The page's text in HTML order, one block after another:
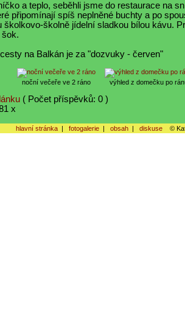
a teplo, seběhli jsme do restaurace na
připomínají spíš neplněné buchty a po
školkovo-školně jídelní sladkou bílou kávu.
šok.
na Balkán je za "dozvuky - červen"
noční večeře ve 2 ráno výhled z domečku po
( Počet příspěvků: 0 )
x
hlavní stránka| fotogalerie| obsah| diskuse ©